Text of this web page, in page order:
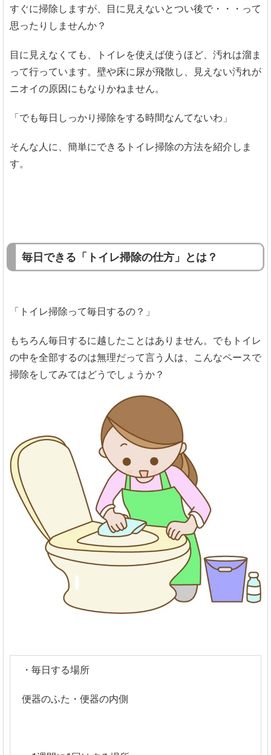
すぐに掃除しますが、目に見えないとつい後で・・・って
思ったりしませんか？
目に見えなくても、トイレを使えば使うほど、汚れは溜ま
って行っています。壁や床に尿が飛散し、見えない汚れが
ニオイの原因にもなりかねません。
「でも毎日しっかり掃除をする時間なんてないわ」
そんな人に、簡単にできるトイレ掃除の方法を紹介しま
す。
毎日できる「トイレ掃除の仕方」とは？
「トイレ掃除って毎日するの？」
もちろん毎日するに越したことはありません。でもトイレ
の中を全部するのは無理だって言う人は、こんなペースで
掃除をしてみてはどうでしょうか？
・毎日する場所
便器のふた・便器の内側